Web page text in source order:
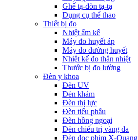
Ghế tạ-đòn tạ-tạ
Dụng cụ thể thao
Thiết bị đo
Nhiệt ẩm kế
Máy đo huyết áp
Máy đo đường huyết
Nhiệt kế đo thân nhiệt
Thước bị đo lường
Đèn y khoa
Đèn UV
Đèn khám
Đèn thị lực
Đèn tiểu phẫu
Đèn hồng ngoại
Đèn chiếu trị vàng da
Đèn đọc phim X-Quang